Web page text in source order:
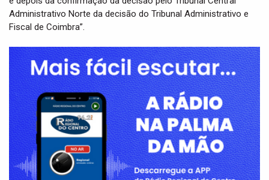
Administrativo Norte da decisão do Tribunal Administrativo e
Fiscal de Coimbra”.